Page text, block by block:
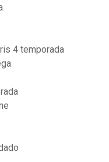
4 temporada